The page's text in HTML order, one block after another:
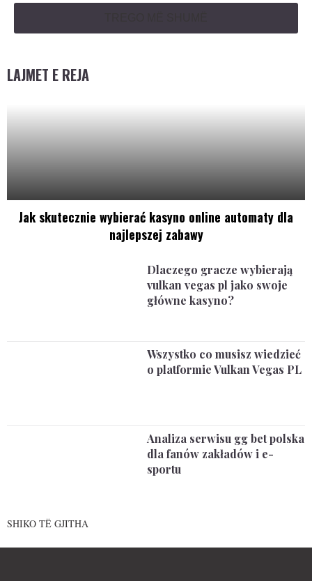
LAJMET E REJA
Jak skutecznie wybierać kasyno online automaty dla
najlepszej zabawy
Dlaczego gracze wybierają
vulkan vegas pl jako swoje
główne kasyno?
Wszystko co musisz wiedzieć
o platformie Vulkan Vegas PL
Analiza serwisu gg bet polska
dla fanów zakładów i e-
sportu
SHIKO TË GJITHA